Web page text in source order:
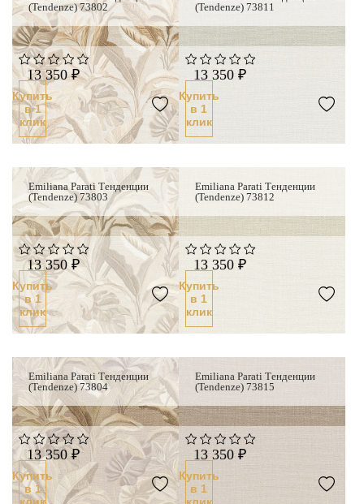
(Tendenze) 73802
13 350 ₽
Купить
в 1
клик
(Tendenze) 73811
13 350 ₽
Купить
в 1
клик
Emiliana Parati Тенденции
(Tendenze) 73803
13 350 ₽
Купить
в 1
клик
Emiliana Parati Тенденции
(Tendenze) 73812
13 350 ₽
Купить
в 1
клик
Emiliana Parati Тенденции
(Tendenze) 73804
13 350 ₽
Купить
в 1
Emiliana Parati Тенденции
(Tendenze) 73815
13 350 ₽
Купить
в 1